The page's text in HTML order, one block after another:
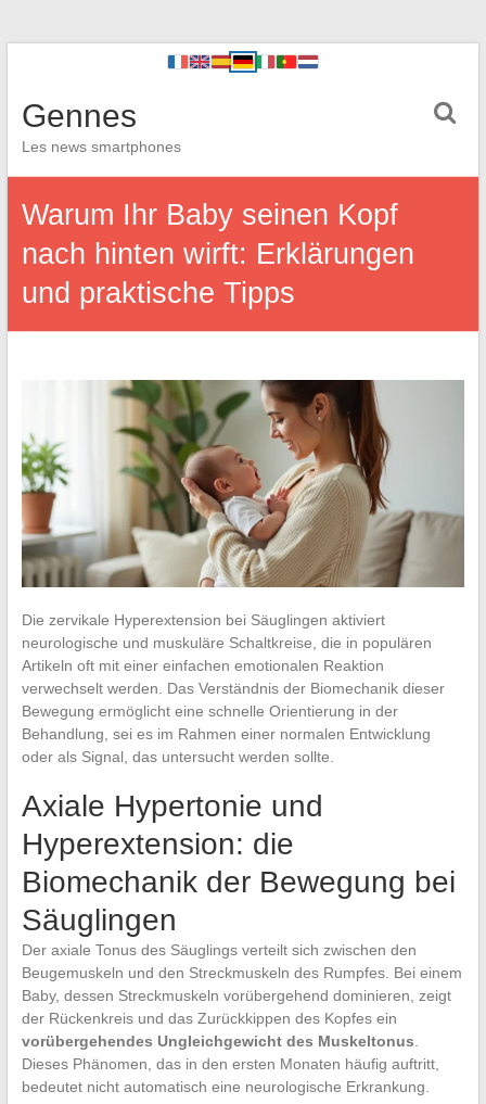
Gennes
Les news smartphones
Warum Ihr Baby seinen Kopf
nach hinten wirft: Erklärungen
und praktische Tipps
Die zervikale Hyperextension bei Säuglingen aktiviert
neurologische und muskuläre Schaltkreise, die in populären
Artikeln oft mit einer einfachen emotionalen Reaktion
verwechselt werden. Das Verständnis der Biomechanik dieser
Bewegung ermöglicht eine schnelle Orientierung in der
Behandlung, sei es im Rahmen einer normalen Entwicklung
oder als Signal, das untersucht werden sollte.
Axiale Hypertonie und
Hyperextension: die
Biomechanik der Bewegung bei
Säuglingen
Der axiale Tonus des Säuglings verteilt sich zwischen den
Beugemuskeln und den Streckmuskeln des Rumpfes. Bei einem
Baby, dessen Streckmuskeln vorübergehend dominieren, zeigt
der Rückenkreis und das Zurückkippen des Kopfes ein
vorübergehendes Ungleichgewicht des Muskeltonus
Dieses Phänomen, das in den ersten Monaten häufig auftritt,
bedeutet nicht automatisch eine neurologische Erkrankung.